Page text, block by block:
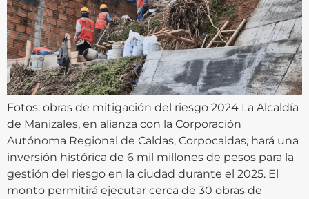
Fotos: obras de mitigación del riesgo 2024 La Alcaldía
de Manizales, en alianza con la Corporación
Autónoma Regional de Caldas, Corpocaldas, hará una
inversión histórica de 6 mil millones de pesos para la
gestión del riesgo en la ciudad durante el 2025. El
monto permitirá ejecutar cerca de 30 obras de